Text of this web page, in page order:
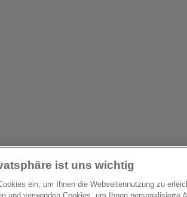
ist uns wichtig
ein, um Ihnen die Webseitennutzung zu